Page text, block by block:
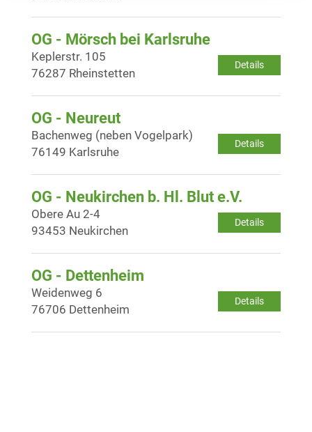
OG - Mörsch bei Karlsruhe
Details
Keplerstr. 105
76287 Rheinstetten
OG - Neureut
Details
Bachenweg (neben Vogelpark)
76149 Karlsruhe
OG - Neukirchen b. Hl. Blut e.V.
Details
Obere Au 2-4
93453 Neukirchen
OG - Dettenheim
Details
Weidenweg 6
76706 Dettenheim